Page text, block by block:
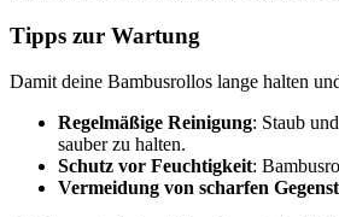
Tipps zur Wartung
Damit deine Bambusrollos lange halten
Regelmäßige Reinigung: Staub
sauber zu halten.
Schutz vor Feuchtigkeit:
Vermeidung von scharfen